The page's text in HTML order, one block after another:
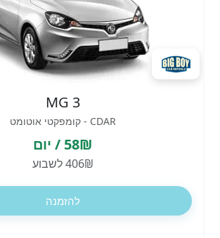
MG 3
CDAR - קומפקטי אוטומט
58₪ / יום
406₪ לשבוע
להזמנה